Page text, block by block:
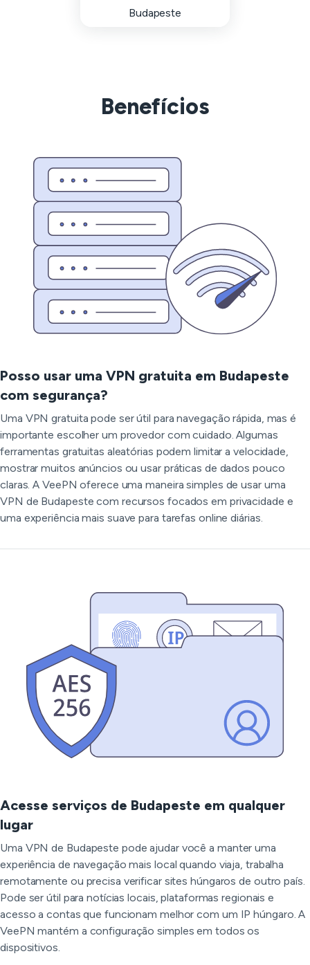
Budapeste
Benefícios
Posso usar uma VPN gratuita em Budapeste
com segurança?
Uma VPN gratuita pode ser útil para navegação rápida, mas é
importante escolher um provedor com cuidado. Algumas
ferramentas gratuitas aleatórias podem limitar a velocidade,
mostrar muitos anúncios ou usar práticas de dados pouco
claras. A VeePN oferece uma maneira simples de usar uma
VPN de Budapeste com recursos focados em privacidade e
uma experiência mais suave para tarefas online diárias.
Acesse serviços de Budapeste em qualquer
lugar
Uma VPN de Budapeste pode ajudar você a manter uma
experiência de navegação mais local quando viaja, trabalha
remotamente ou precisa verificar sites húngaros de outro país.
Pode ser útil para notícias locais, plataformas regionais e
acesso a contas que funcionam melhor com um IP húngaro. A
VeePN mantém a configuração simples em todos os
dispositivos.